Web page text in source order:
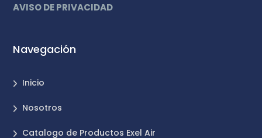
AVISO DE PRIVACIDAD
Navegación
Inicio
Nosotros
Catalogo de Productos Exel Air